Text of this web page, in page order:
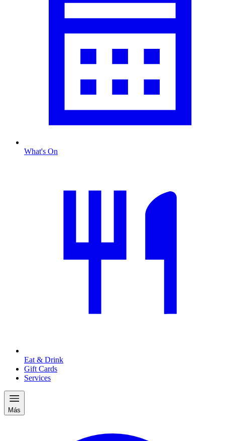
What's On
Eat & Drink
Gift Cards
Services
Más